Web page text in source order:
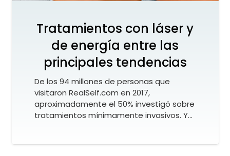
Tratamientos con láser y
de energía entre las
principales tendencias
De los 94 millones de personas que
visitaron RealSelf.com en 2017,
aproximadamente el 50% investigó sobre
tratamientos mínimamente invasivos. Y…